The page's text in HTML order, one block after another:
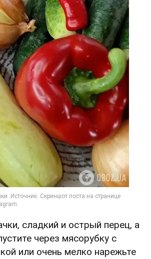
сладкий и острый перец, а
через мясорубку с
или очень мелко нарежьте